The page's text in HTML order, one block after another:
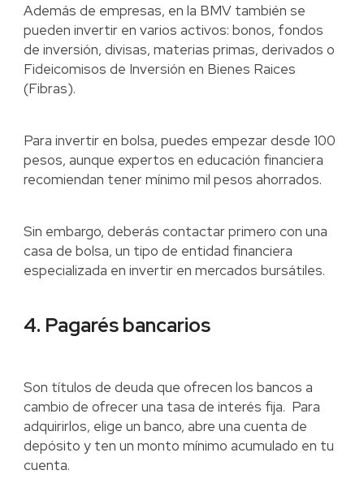
Además de empresas, en la BMV también se
pueden invertir en varios activos: bonos, fondos
de inversión, divisas, materias primas, derivados o
Fideicomisos de Inversión en Bienes Raices
(Fibras).
Para invertir en bolsa, puedes empezar desde 100
pesos, aunque expertos en educación financiera
recomiendan tener mínimo mil pesos ahorrados.
Sin embargo, deberás contactar primero con una
casa de bolsa, un tipo de entidad financiera
especializada en invertir en mercados bursátiles.
4. Pagarés bancarios
Son títulos de deuda que ofrecen los bancos a
cambio de ofrecer una tasa de interés fija. Para
adquirirlos, elige un banco, abre una cuenta de
depósito y ten un monto mínimo acumulado en tu
cuenta.